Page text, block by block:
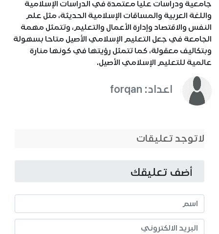
جامعية ودراسات عليا معتمدة في الدراسات الإسلامية
واللغة العربية والمساقات الإسلامية الحديثة، مثل علم
النفس والاقتصاد وإدارة الأعمال والتعليم، وتتمثل مهمة
الجامعة في جعل التعليم الإسلامي الأصيل متاحا بسهولة
وبتكاليف معقولة، كما تتمثل رؤيتها في كونها منارة
عالمية للتعليم الإسلامي الأصيل.
اعداد: forqan
لاتوجد تعليقات
أضف تعليقك